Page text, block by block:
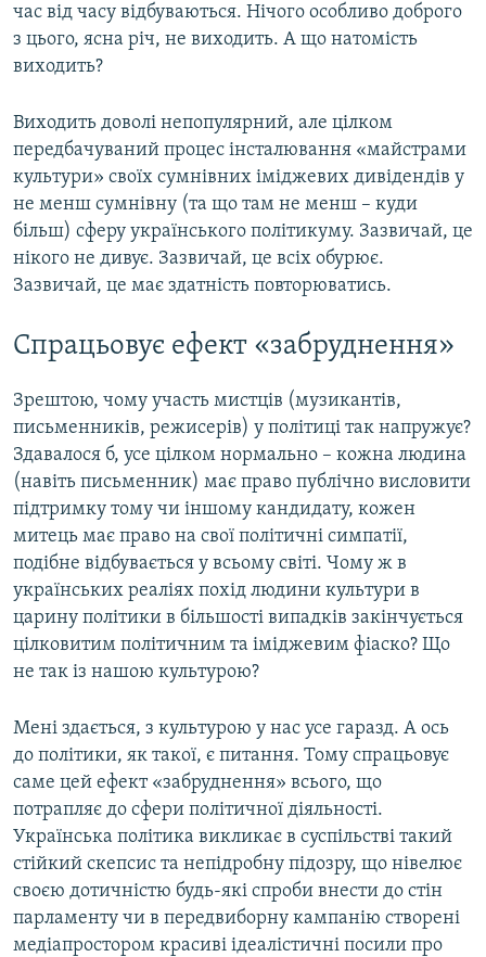
час від часу відбуваються. Нічого особливо доброго
з цього, ясна річ, не виходить. А що натомість
виходить?
Виходить доволі непопулярний, але цілком
передбачуваний процес інсталювання «майстрами
культури» своїх сумнівних іміджевих дивідендів у
не менш сумнівну (та що там не менш – куди
більш) сферу українського політикуму. Зазвичай, це
нікого не дивує. Зазвичай, це всіх обурює.
Зазвичай, це має здатність повторюватись.
Спрацьовує ефект «забруднення»
Зрештою, чому участь мистців (музикантів,
письменників, режисерів) у політиці так напружує?
Здавалося б, усе цілком нормально – кожна людина
(навіть письменник) має право публічно висловити
підтримку тому чи іншому кандидату, кожен
митець має право на свої політичні симпатії,
подібне відбувається у всьому світі. Чому ж в
українських реаліях похід людини культури в
царину політики в більшості випадків закінчується
цілковитим політичним та іміджевим фіаско? Що
не так із нашою культурою?
Мені здається, з культурою у нас усе гаразд. А ось
до політики, як такої, є питання. Тому спрацьовує
саме цей ефект «забруднення» всього, що
потрапляє до сфери політичної діяльності.
Українська політика викликає в суспільстві такий
стійкий скепсис та непідробну підозру, що нівелює
своєю дотичністю будь-які спроби внести до стін
парламенту чи в передвиборну кампанію створені
медіапростором красиві ідеалістичні посили про